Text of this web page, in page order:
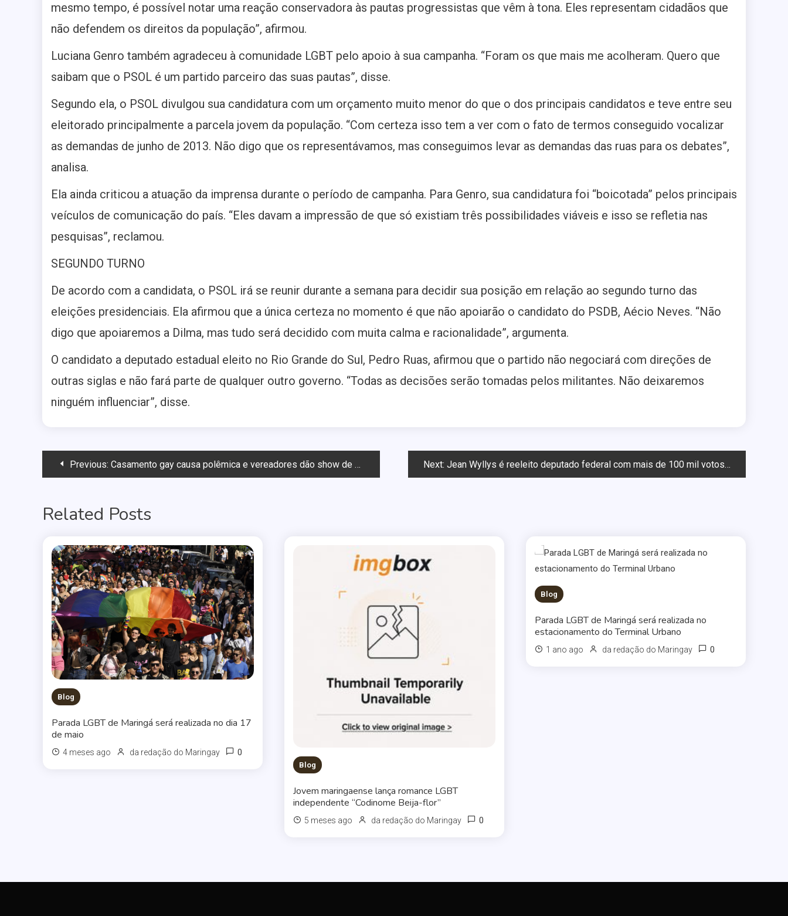
mesmo tempo, é possível notar uma reação conservadora às pautas progressistas que vêm à tona. Eles representam cidadãos que
não defendem os direitos da população”, afirmou.
Luciana Genro também agradeceu à comunidade LGBT pelo apoio à sua campanha. “Foram os que mais me acolheram. Quero que
saibam que o PSOL é um partido parceiro das suas pautas”, disse.
Segundo ela, o PSOL divulgou sua candidatura com um orçamento muito menor do que o dos principais candidatos e teve entre seu
eleitorado principalmente a parcela jovem da população. “Com certeza isso tem a ver com o fato de termos conseguido vocalizar
as demandas de junho de 2013. Não digo que os representávamos, mas conseguimos levar as demandas das ruas para os debates”,
analisa.
Ela ainda criticou a atuação da imprensa durante o período de campanha. Para Genro, sua candidatura foi “boicotada” pelos principais
veículos de comunicação do país. “Eles davam a impressão de que só existiam três possibilidades viáveis e isso se refletia nas
pesquisas”, reclamou.
SEGUNDO TURNO
De acordo com a candidata, o PSOL irá se reunir durante a semana para decidir sua posição em relação ao segundo turno das
eleições presidenciais. Ela afirmou que a única certeza no momento é que não apoiarão o candidato do PSDB, Aécio Neves. “Não
digo que apoiaremos a Dilma, mas tudo será decidido com muita calma e racionalidade”, argumenta.
O candidato a deputado estadual eleito no Rio Grande do Sul, Pedro Ruas, afirmou que o partido não negociará com direções de
outras siglas e não fará parte de qualquer outro governo. “Todas as decisões serão tomadas pelos militantes. Não deixaremos
ninguém influenciar”, disse.
Navegação
Post
Previous: Casamento gay causa polêmica e vereadores dão show de homofobia em Curitiba Next: Jean Wyllys é reeleito deputado federal com mais de 100 mil votos
Related Posts
Blog
Parada LGBT de Maringá será realizada no dia 17
de maio
4 meses ago da redação do Maringay 0
Blog
Jovem maringaense lança romance LGBT
independente “Codinome Beija-flor”
5 meses ago da redação do Maringay 0
Blog
Parada LGBT de Maringá será realizada no
estacionamento do Terminal Urbano
1 ano ago da redação do Maringay 0